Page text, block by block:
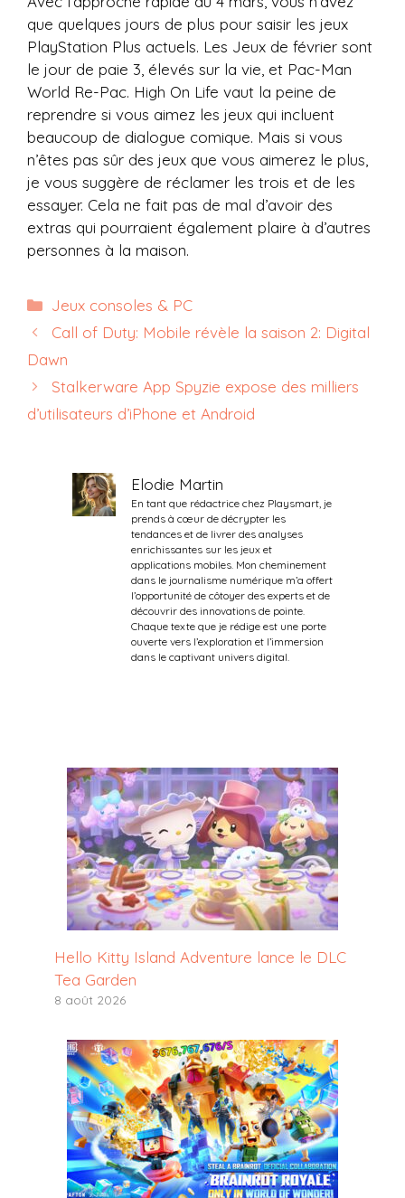
que quelques jours de plus pour saisir les jeux
PlayStation Plus actuels. Les Jeux de février sont
le jour de paie 3, élevés sur la vie, et Pac-Man
World Re-Pac. High On Life vaut la peine de
reprendre si vous aimez les jeux qui incluent
beaucoup de dialogue comique. Mais si vous
n’êtes pas sûr des jeux que vous aimerez le plus,
je vous suggère de réclamer les trois et de les
essayer. Cela ne fait pas de mal d’avoir des
extras qui pourraient également plaire à d’autres
personnes à la maison.
Catégories
Jeux consoles & PC
Call of Duty: Mobile révèle la saison 2: Digital
Dawn
Stalkerware App Spyzie expose des milliers
d’utilisateurs d’iPhone et Android
Elodie Martin
En tant que rédactrice chez Playsmart, je
prends à cœur de décrypter les
tendances et de livrer des analyses
enrichissantes sur les jeux et
applications mobiles. Mon cheminement
dans le journalisme numérique m’a offert
l’opportunité de côtoyer des experts et de
découvrir des innovations de pointe.
Chaque texte que je rédige est une porte
ouverte vers l’exploration et l’immersion
dans le captivant univers digital.
Hello Kitty Island Adventure lance le DLC
Tea Garden
8 août 2026